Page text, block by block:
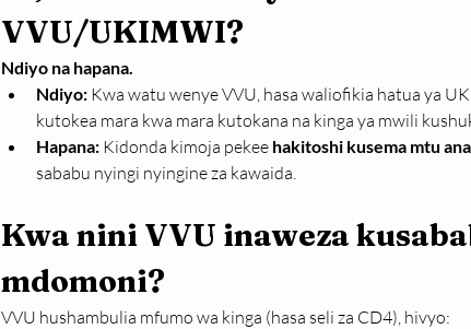
VVU/UKIMWI?
Ndiyo na hapana.
Ndiyo: Kwa watu wenye VVU, hasa waliofikia hatua ya
kutokea mara kwa mara kutokana na kinga ya mwili
Hapana: Kidonda kimoja pekee hakitoshi kusema mtu
sababu nyingi nyingine za kawaida.
Kwa nini VVU inaweza
mdomoni?
VVU hushambulia mfumo wa kinga (hasa seli za CD4), hivyo: